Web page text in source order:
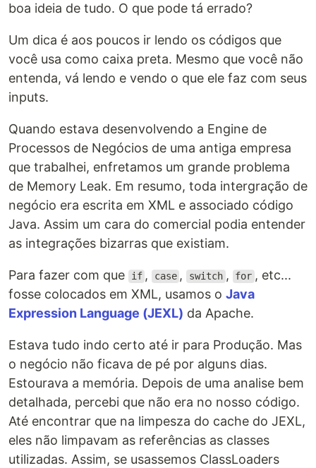
boa ideia de tudo. O que pode tá errado?
Um dica é aos poucos ir lendo os códigos que
você usa como caixa preta. Mesmo que você não
entenda, vá lendo e vendo o que ele faz com seus
inputs.
Quando estava desenvolvendo a Engine de
Processos de Negócios de uma antiga empresa
que trabalhei, enfretamos um grande problema
de Memory Leak. Em resumo, toda intergração de
negócio era escrita em XML e associado código
Java. Assim um cara do comercial podia entender
as integrações bizarras que existiam.
Para fazer com que if , case , switch , for , etc...
fosse colocados em XML, usamos o Java
Expression Language (JEXL) da Apache.
Estava tudo indo certo até ir para Produção. Mas
o negócio não ficava de pé por alguns dias.
Estourava a memória. Depois de uma analise bem
detalhada, percebi que não era no nosso código.
Até encontrar que na limpesza do cache do JEXL,
eles não limpavam as referências as classes
utilizadas. Assim, se usassemos ClassLoaders